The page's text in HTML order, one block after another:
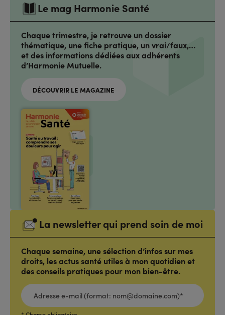
Le mag Harmonie Santé
Chaque trimestre, je retrouve un dossier
thématique, une fiche pratique, un vrai/faux,…
et des informations dédiées aux adhérents
d’Harmonie Mutuelle.
DÉCOUVRIR LE MAGAZINE
La newsletter qui prend soin de moi
Chaque semaine, une sélection d’infos sur mes
droits, les actus santé utiles à mon quotidien et
des conseils pratiques pour mon bien-être.
ADRESSE
E-
MAIL
(FORMAT: